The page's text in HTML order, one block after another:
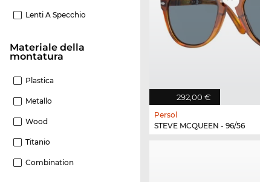
Lenti A Specchio
Materiale della
montatura
Plastica
Metallo
Wood
Titanio
Combination
292,00 €
Persol
STEVE MCQUEEN - 96/56